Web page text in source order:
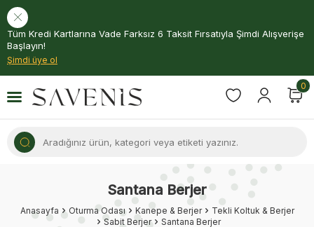
Tüm Kredi Kartlarına Vade Farksız 6 Taksit Fırsatıyla Şimdi Alışverişe
Başlayın!
Şimdi üye ol
0
Santana Berjer
Anasayfa Oturma Odası Kanepe & Berjer
Tekli Koltuk & Berjer
Sabit Berjer
Santana Berjer